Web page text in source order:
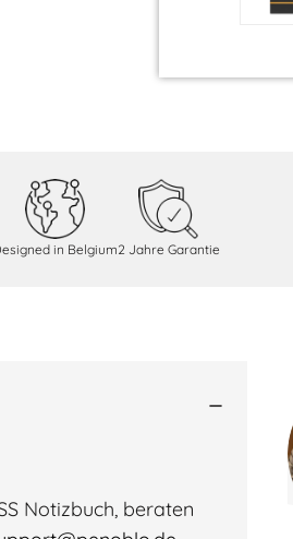
in Belgium2 Jahre Garantie
Notizbuch, beraten